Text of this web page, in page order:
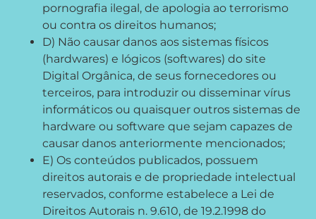
pornografia ilegal, de apologia ao terrorismo
ou contra os direitos humanos;
D) Não causar danos aos sistemas físicos
(hardwares) e lógicos (softwares) do site
Digital Orgânica, de seus fornecedores ou
terceiros, para introduzir ou disseminar vírus
informáticos ou quaisquer outros sistemas de
hardware ou software que sejam capazes de
causar danos anteriormente mencionados;
E) Os conteúdos publicados, possuem
direitos autorais e de propriedade intelectual
reservados, conforme estabelece a Lei de
Direitos Autorais n. 9.610, de 19.2.1998 do